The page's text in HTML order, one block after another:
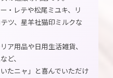
・レテや松尾ミユキ、リ
ツ、星羊社猫印ミルクな
ア用品や日用生活雑貨、
ど、
たニャ」と喜んでいただけ